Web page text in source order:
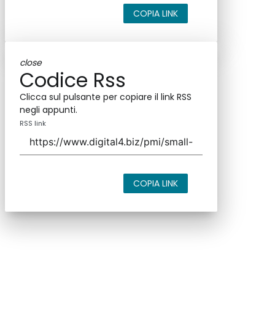
COPIA LINK
close
Codice Rss
Clicca sul pulsante per copiare il link RSS
negli appunti.
RSS link
COPIA LINK